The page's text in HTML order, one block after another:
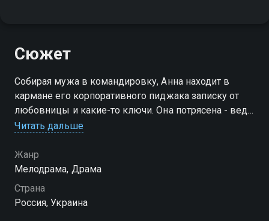
Сюжет
Собирая мужа в командировку, Анна находит в
кармане его корпоративного пиджака записку от
любовницы и какие-то ключи. Она потрясена - ведь
в их с Олегом жизни всё было так безоблачно! Анна
Читать дальше
Жанр
Мелодрама, Драма
Страна
Россия, Украина